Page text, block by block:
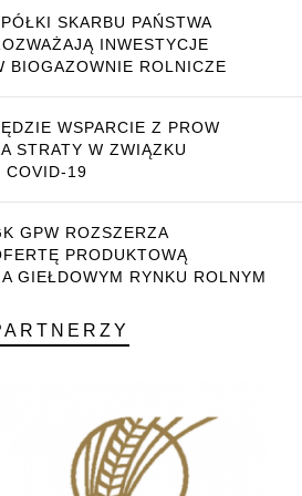
SKARBU PAŃSTWA
INWESTYCJE
BIOGAZOWNIE ROLNICZE
WSPARCIE Z PROW
STRATY W ZWIĄZKU
COVID-19
GPW ROZSZERZA
PRODUKTOWĄ
GIEŁDOWYM RYNKU ROLNYM